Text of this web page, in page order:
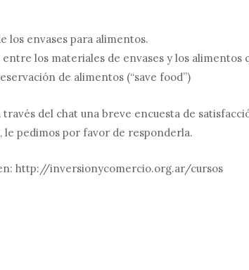
los envases para alimentos.
los materiales de envases y los alimentos
de alimentos (“save food”)
del chat una breve encuesta de
pedimos por favor de responderla.
http://inversionycomercio.org.ar/cursos